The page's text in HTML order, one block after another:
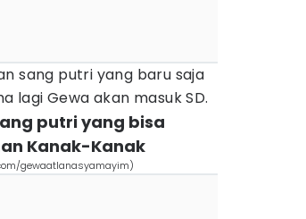
sang putri yang baru saja
lagi Gewa akan masuk SD.
putri yang bisa
Kanak-Kanak
gewaatlanasyamayim)